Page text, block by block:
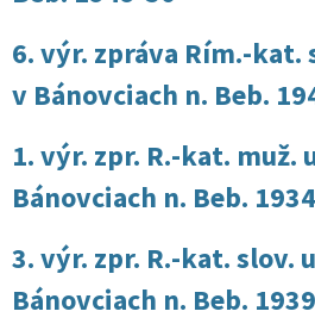
6. výr. zpráva Rím.-kat.
v Bánovciach n. Beb.
1. výr. zpr. R.-kat. muž.
Bánovciach n. Beb.
3. výr. zpr. R.-kat. slov.
Bánovciach n. Beb.